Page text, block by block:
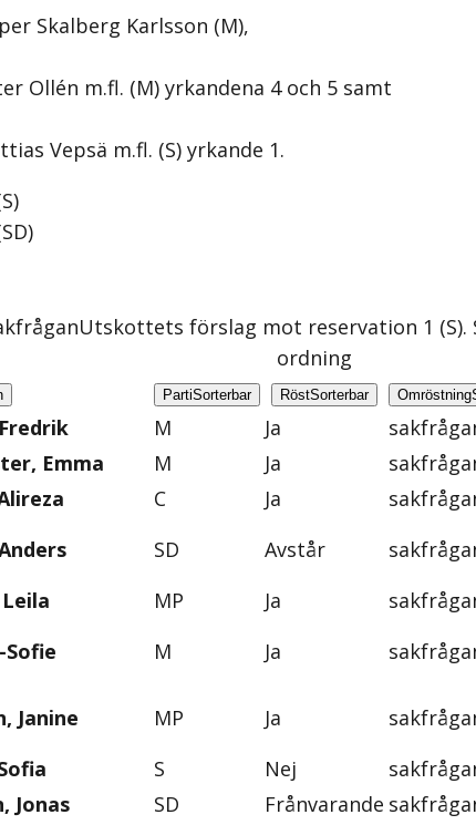
Skalberg Karlsson (M),
Ollén m.fl. (M) yrkandena 4 och 5 samt
Vepsä m.fl. (S) yrkande 1.
S)
SD)
Utskottets förslag mot reservation 1 (S).
ordning
PartiSorterbar RöstSorterbar Omröstning
M Ja
Emma
M Ja
C Ja
SD Avstår
MP Ja
Sofie
M Ja
Janine
MP Ja
S Nej
Jonas
SD Frånvarande